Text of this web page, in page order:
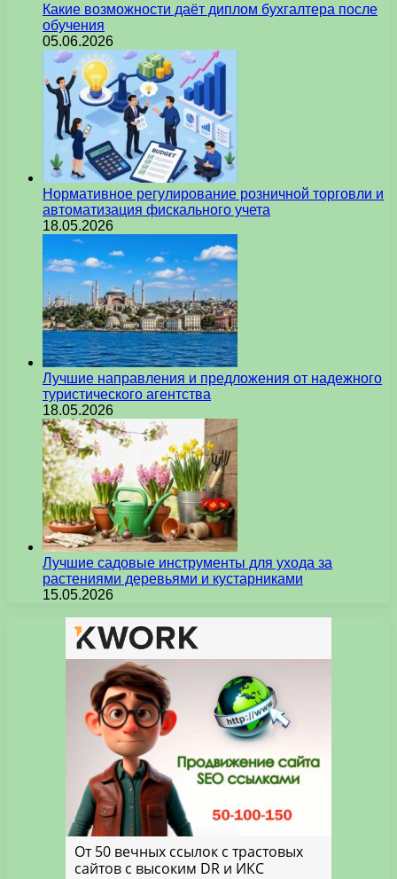
Какие возможности даёт диплом бухгалтера после
обучения
05.06.2026
Нормативное регулирование розничной торговли и
автоматизация фискального учета
18.05.2026
Лучшие направления и предложения от надежного
туристического агентства
18.05.2026
Лучшие садовые инструменты для ухода за
растениями деревьями и кустарниками
15.05.2026